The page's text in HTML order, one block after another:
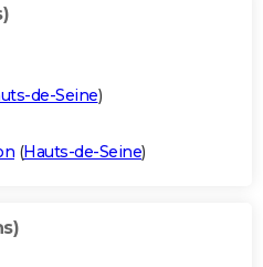
de-Seine)
(Hauts-de-Seine)